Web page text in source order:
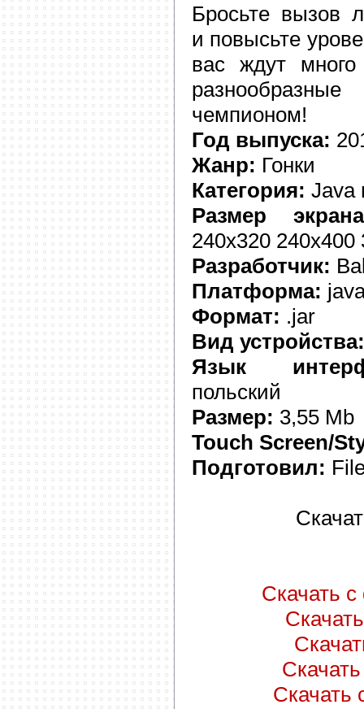
Бросьте вызов
и повысьте
вас ждут много
чемпионом!
Год выпуска:
Жанр: Гонки
Категория: Java
Размер
240x320 240x400
Разработчик:
Платформа:
Формат: .jar
Вид устройства:
Язык
польский
Размер: 3,55 Mb
Touch Screen/
Подготовил:
Скачать
Скачать